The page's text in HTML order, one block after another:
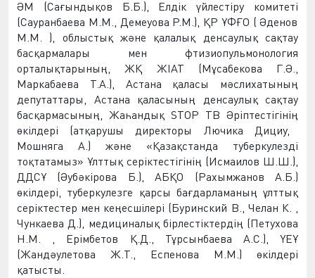
ӘМ (Сағындықов Б.Б.), Елдік үйлестіру комитеті
(Сауранбаева М.М., Демеуова Р.М.), ҚР ҰФҒО (Әденов
М.М. ), облыстық және қалалық денсаулық сақтау
басқармалары мен фтизиопульмонология
орталықтарының,ЖҚ ЖІАТ (Мұсабекова Г.Ә.,
Маркабаева Т.А.), Астана қаласы мәслихатының
депутаттары, Астана қаласының денсаулық сақтау
басқармасының, Жаһандық STOP ТВ Әріптестігінің
өкілдері (атқарушы директоры Лючика Дициу,
Мошняга А.) және «Қазақстанда туберкулезді
тоқтатамыз» Ұлттық серіктестігінің (Исмаилов Ш.Ш.),
ДДСҰ (Әубәкірова Б.),АБҚО (Рахымжанов А.Б.)
өкілдері, туберкулезге қарсы бағдарламаның ұлттық
серіктестер мен кеңесшілері (Буринский В., Челан К. ,
Чункаева Д.), медициналық бірлестіктердің (Петухова
Н.М. , Ерімбетов Қ.Д., Тұрсынбаева А.С.), ҮЕҰ
(Жандәулетова Ж.Т., Еспенова М.М.) өкілдері
қатысты.